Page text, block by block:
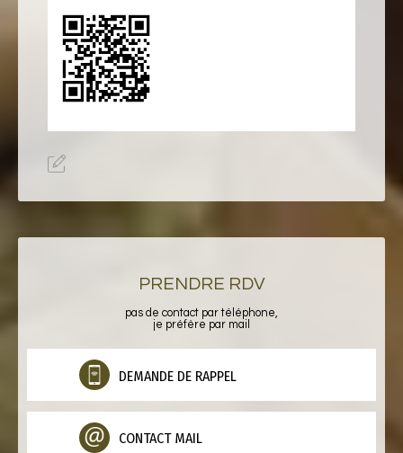
PRENDRE RDV
pas de contact par téléphone,
je préfère par mail
DEMANDE DE RAPPEL
CONTACT MAIL